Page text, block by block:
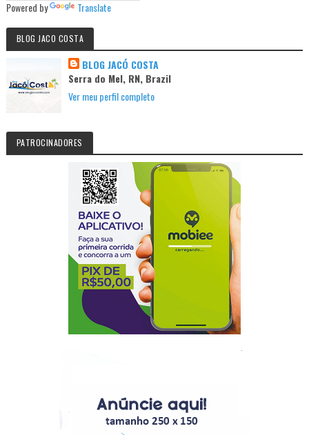
Powered by Translate
BLOG JACO COSTA
BLOG JACÓ COSTA
Serra do Mel, RN, Brazil
Ver meu perfil completo
PATROCINADORES